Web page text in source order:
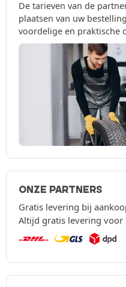
De tarieven van de
plaatsen van uw
voordelige en praktische
ONZE PARTNERS
Gratis levering bij
Altijd gratis levering voor